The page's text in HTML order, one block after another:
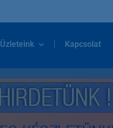
Üzleteink Kapcsolat